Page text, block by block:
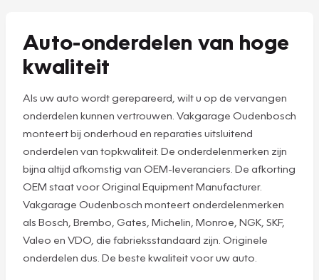
Auto-onderdelen van hoge
kwaliteit
Als uw auto wordt gerepareerd, wilt u op de vervangen
onderdelen kunnen vertrouwen. Vakgarage Oudenbosch
monteert bij onderhoud en reparaties uitsluitend
onderdelen van topkwaliteit. De onderdelenmerken zijn
bijna altijd afkomstig van OEM-leveranciers. De afkorting
OEM staat voor Original Equipment Manufacturer.
Vakgarage Oudenbosch monteert onderdelenmerken
als Bosch, Brembo, Gates, Michelin, Monroe, NGK, SKF,
Valeo en VDO, die fabrieksstandaard zijn. Originele
onderdelen dus. De beste kwaliteit voor uw auto.